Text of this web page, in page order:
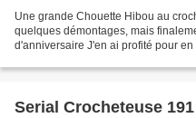
Une grande Chouette Hibou au
quelques démontages, mais
d'anniversaire J'en ai profité pour
Serial Crocheteuse